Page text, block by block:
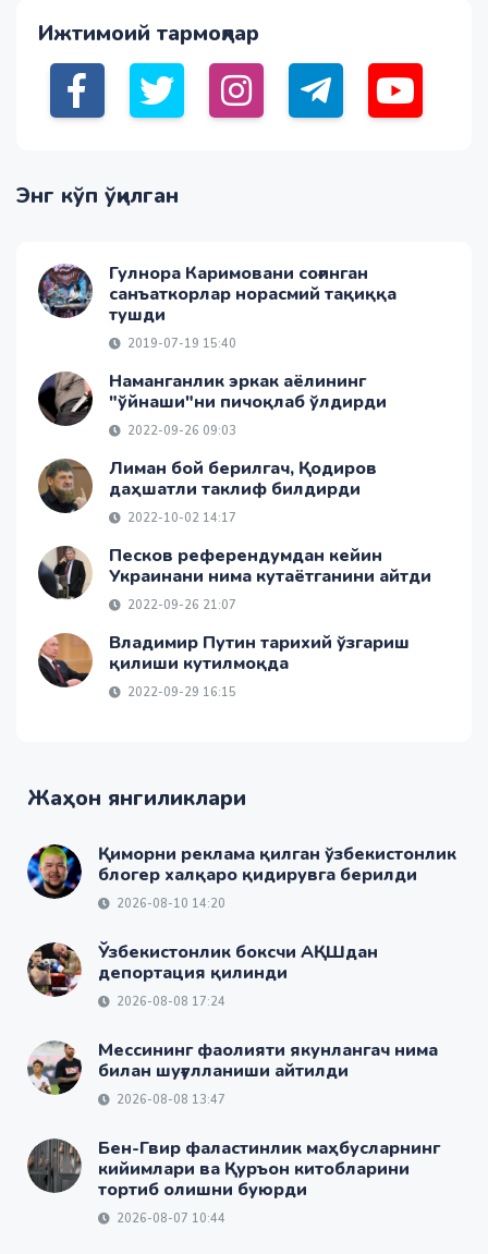
Ижтимоий тармоқлар
Энг кўп ўқилган
Гулнора Каримовани соғинган
санъаткорлар норасмий тақиққа
тушди
2019-07-19 15:40
Наманганлик эркак аёлининг
"ўйнаши"ни пичоқлаб ўлдирди
2022-09-26 09:03
Лиман бой берилгач, Қодиров
даҳшатли таклиф билдирди
2022-10-02 14:17
Песков референдумдан кейин
Украинани нима кутаётганини айтди
2022-09-26 21:07
Владимир Путин тарихий ўзгариш
қилиши кутилмоқда
2022-09-29 16:15
Жаҳон янгиликлари
Қиморни реклама қилган ўзбекистонлик
блогер халқаро қидирувга берилди
2026-08-10 14:20
Ўзбекистонлик боксчи АҚШдан
депортация қилинди
2026-08-08 17:24
Мессининг фаолияти якунлангач нима
билан шуғулланиши айтилди
2026-08-08 13:47
Бен-Гвир фаластинлик маҳбусларнинг
кийимлари ва Қуръон китобларини
тортиб олишни буюрди
2026-08-07 10:44